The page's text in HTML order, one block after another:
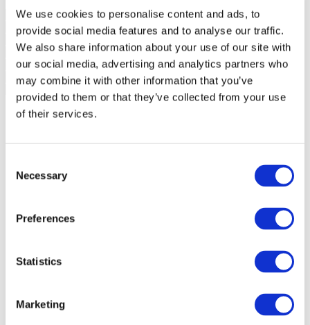
We use cookies to personalise content and ads, to
provide social media features and to analyse our traffic.
We also share information about your use of our site with
our social media, advertising and analytics partners who
may combine it with other information that you’ve
provided to them or that they’ve collected from your use
of their services.
Selection
Necessary
Preferences
Statistics
Marketing